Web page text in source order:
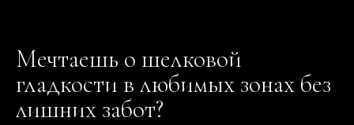
Мечтаешь о шелковой
гладкости в любимых зонах без
лишних забот?